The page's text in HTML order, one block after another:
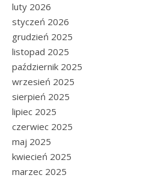
luty 2026
styczeń 2026
grudzień 2025
listopad 2025
październik 2025
wrzesień 2025
sierpień 2025
lipiec 2025
czerwiec 2025
maj 2025
kwiecień 2025
marzec 2025